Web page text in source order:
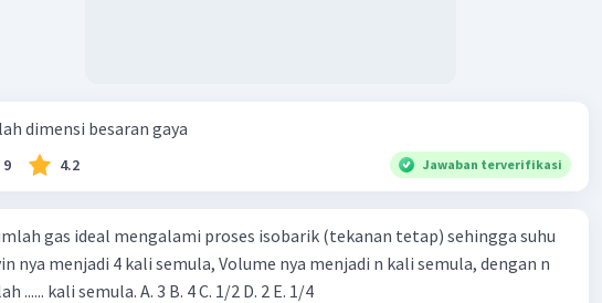
dimensi besaran gaya
9 4.2 Jawaban terverifikasi
gas ideal mengalami proses isobarik (tekanan tetap) sehingga suhu
nya menjadi 4 kali semula, Volume nya menjadi n kali semula, dengan n
adalah ...... kali semula. A. 3 B. 4 C. 1/2 D. 2 E. 1/4